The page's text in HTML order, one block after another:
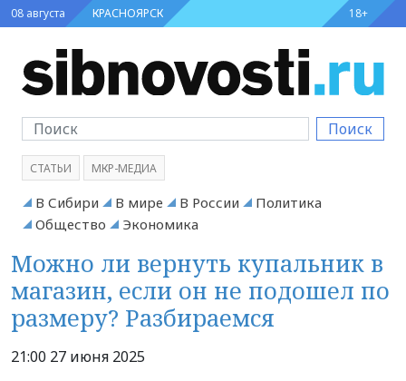
08 августа КРАСНОЯРСК 18+
Поиск
СТАТЬИ МКР-МЕДИА
В Сибири В мире В России
Политика
Общество
Экономика
Можно ли вернуть купальник в
магазин, если он не подошел по
размеру? Разбираемся
21:00 27 июня 2025